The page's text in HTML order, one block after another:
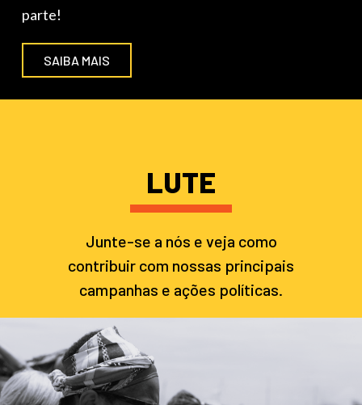
parte!
SAIBA MAIS
LUTE
Junte-se a nós e veja como
contribuir com nossas principais
campanhas e ações políticas.